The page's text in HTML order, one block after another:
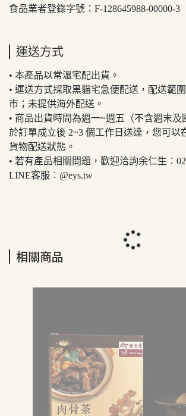
食品業者登錄字號：F-128645988-00000-3
運送方式
• 本產品以常溫宅配出貨。
• 運送方式採取黑貓宅急便配送，配送範
市；未提供海外配送。
• 商品出貨時間為週一~週五（不含週末及
於訂單成立後 2~3 個工作日送達，您可以
貨物配送狀態。
• 若有產品相關問題，歡迎洽詢余仁生
LINE客服︰@eys.tw
相關商品